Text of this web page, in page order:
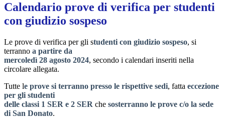
Calendario prove di verifica per studenti
con giudizio sospeso
Le prove di verifica per gli studenti con giudizio sospeso, si
terranno a partire da
mercoledì 28 agosto 2024, secondo i calendari inseriti nella
circolare allegata.
Tutte le prove si terranno presso le rispettive sedi, fatta eccezione
per gli studenti
delle classi 1 SER e 2 SER che sosterranno le prove c/o la sede
di San Donato.